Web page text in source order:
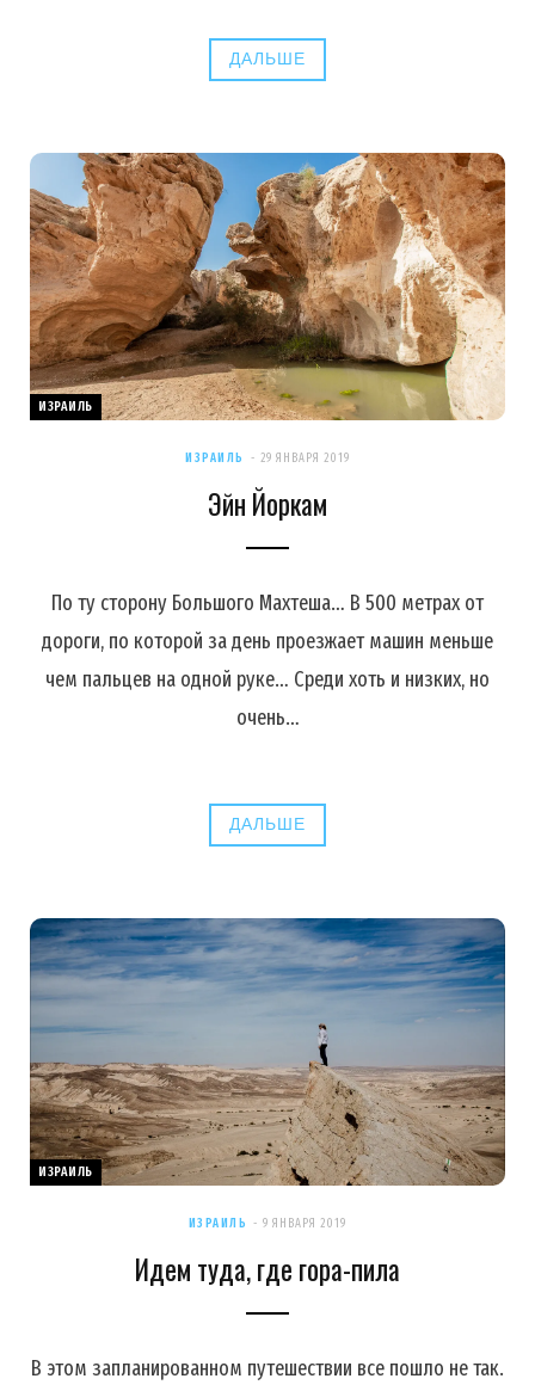
ДАЛЬШЕ
ИЗРАИЛЬ
ИЗРАИЛЬ 29 ЯНВАРЯ 2019
Эйн Йоркам
По ту сторону Большого Махтеша… В 500 метрах от
дороги, по которой за день проезжает машин меньше
чем пальцев на одной руке… Среди хоть и низких, но
очень…
ДАЛЬШЕ
ИЗРАИЛЬ
ИЗРАИЛЬ 9 ЯНВАРЯ 2019
Идем туда, где гора-пила
В этом запланированном путешествии все пошло не так.